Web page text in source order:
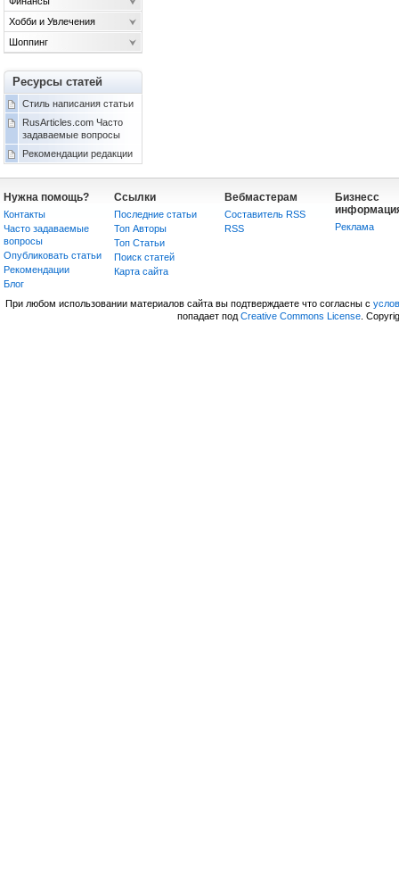
Хобби и Увлечения
Шоппинг
Ресурсы статей
Стиль написания статьи
RusArticles.com Часто
задаваемые вопросы
Рекомендации редакции
Нужна помощь?
Контакты
Часто задаваемые
вопросы
Опубликовать статьи
Рекомендации
Блог
Ссылки
Последние статьи
Топ Авторы
Топ Статьи
Поиск статей
Карта сайта
Вебмастерам
Составитель RSS
RSS
Бизнесс
Реклама
При любом использовании материалов сайта вы подтверждаете что согласны с
попадает под Creative Commons License.